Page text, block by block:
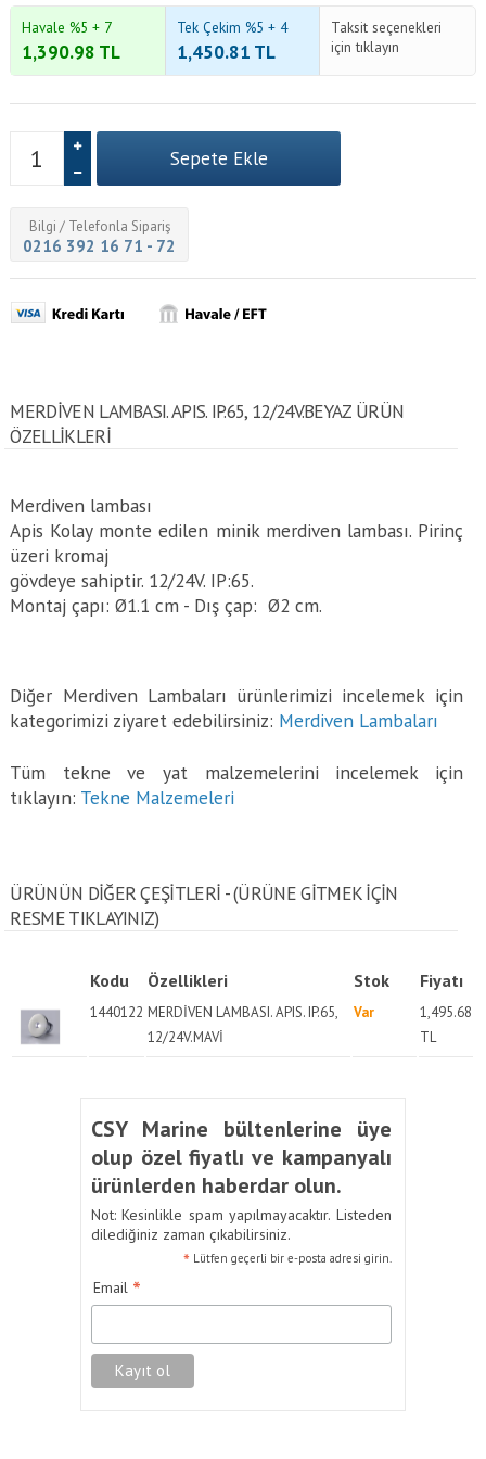
Havale %5 + 7
1,390.98 TL
Tek Çekim %5 + 4
1,450.81 TL
Taksit seçenekleri
için tıklayın
Bilgi / Telefonla Sipariş
0216 392 16 71 - 72
MERDİVEN LAMBASI. APIS. IP.65, 12/24V.BEYAZ ÜRÜN
ÖZELLİKLERİ
Merdiven lambası
Apis Kolay monte edilen minik merdiven lambası. Pirinç
üzeri kromaj
gövdeye sahiptir. 12/24V. IP:65.
Montaj çapı: Ø1.1 cm - Dış çap: Ø2 cm.
Diğer Merdiven Lambaları ürünlerimizi incelemek için
kategorimizi ziyaret edebilirsiniz: Merdiven Lambaları
Tüm tekne ve yat malzemelerini incelemek için
tıklayın: Tekne Malzemeleri
ÜRÜNÜN DİĞER ÇEŞİTLERİ - (ÜRÜNE GITMEK IÇIN
RESME TIKLAYINIZ)
Kodu Özellikleri Stok Fiyatı
1440122 MERDİVEN LAMBASI. APIS. IP.65,
12/24V.MAVİ
Var
1,495.68
TL
CSY Marine bültenlerine üye
olup özel fiyatlı ve kampanyalı
ürünlerden haberdar olun.
Not: Kesinlikle spam yapılmayacaktır. Listeden
dilediğiniz zaman çıkabilirsiniz.
* Lütfen geçerli bir e-posta adresi girin.
Email *